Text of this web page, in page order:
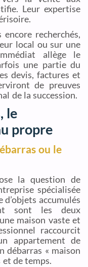
Leur expertise
recherchés,
local ou sur une
allège le
une partie du
devis, factures et
de preuves
de la succession.
le
propre
ou le
la question de
spécialisée
accumulés
sont les deux
maison vaste et
raccourcit
appartement de
débarras « maison
et de temps.